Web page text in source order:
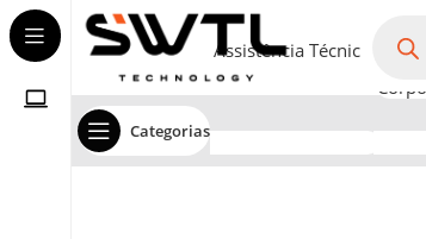
Categorias
Assistência Técnica